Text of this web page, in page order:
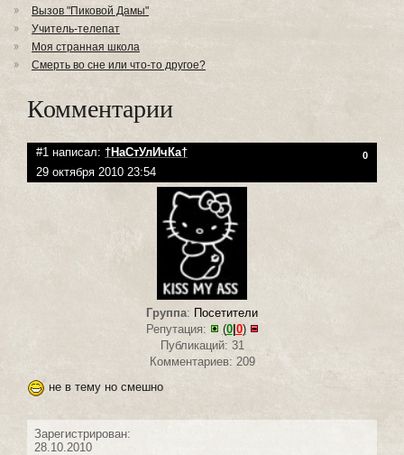
Вызов "Пиковой Дамы"
Учитель-телепат
Моя странная школа
Смерть во сне или что-то другое?
Комментарии
#1 написал: †НаСтУлИчКа† 0
29 октября 2010 23:54
Группа: Посетители
Репутация:
(0|0)
Публикаций: 31
Комментариев: 209
не в тему но смешно
Зарегистрирован:
28.10.2010